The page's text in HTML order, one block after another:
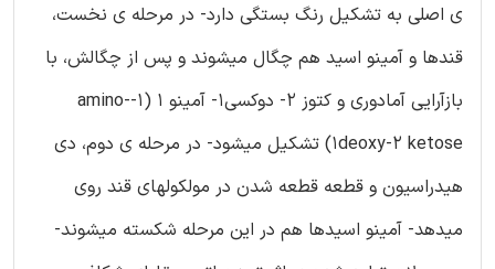
ی اصلی به تشکیل رنگ بستگی دارد- در مرحله ی نخست،
قندها و آمینو اسید هم چگال میشوند و پس از چگالش، با
بازآرایی آمادوری و کتوز 2- دوکسی1- آمینو 1 (1-amino-
1deoxy-2 ketose) تشکیل میشود- در مرحله ی دوم، دی
هیدراسیون و قطعه قطعه شدن در مولکولهای قند روی
میدهد- آمینو اسیدها هم در این مرحله شکسته میشوند-